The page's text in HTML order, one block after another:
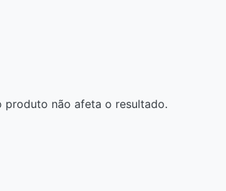
produto não afeta o resultado.